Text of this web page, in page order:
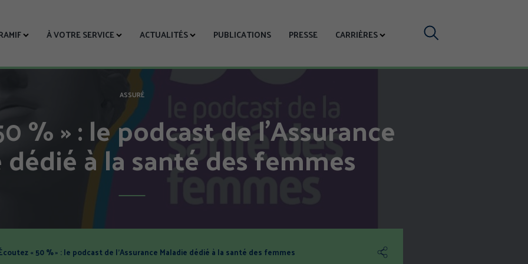
À VOTRE SERVICE ACTUALITÉS PUBLICATIONS PRESSE CARRIÈRES
ASSURÉ
% » : le podcast de l’Assurance
à la santé des femmes
« 50 % » : le podcast de l’Assurance Maladie dédié à la santé des femmes